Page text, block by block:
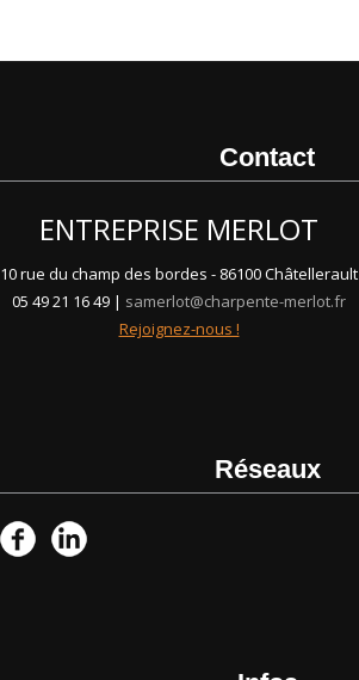
Contact
ENTREPRISE MERLOT
10 rue du champ des bordes - 86100 Châtellerault
05 49 21 16 49 | samerlot@charpente-merlot.fr
Rejoignez-nous !
Réseaux